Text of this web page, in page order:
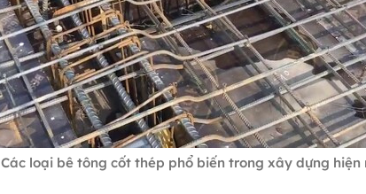
Các loại bê tông cốt thép phổ biến trong xây dựng hiện